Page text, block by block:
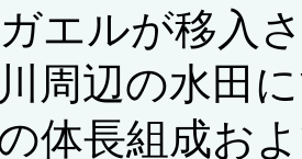
エルが移入
周辺の水田
体長組成お